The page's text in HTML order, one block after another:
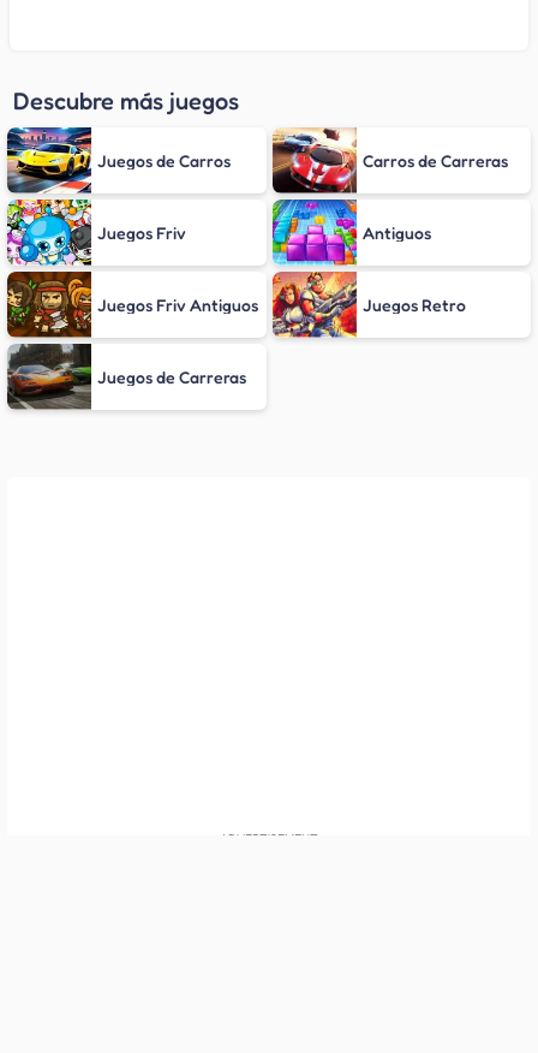
Descubre más juegos
Juegos de Carros Carros de Carreras
Juegos Friv Antiguos
Juegos Friv Antiguos Juegos Retro
Juegos de Carreras